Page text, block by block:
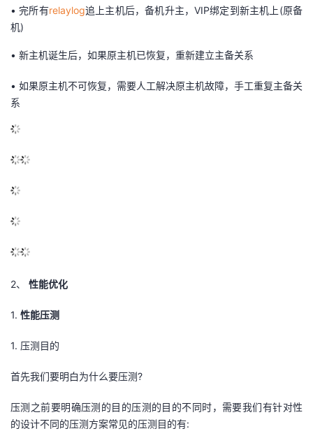
•完所有relaylog追上主机后，备机升主，VIP绑定到新主机上(原备
机)
• 新主机诞生后，如果原主机已恢复，重新建立主备关系
• 如果原主机不可恢复，需要人工解决原主机故障，手工重复主备关
系
2、 性能优化
1. 性能压测
1. 压测目的
首先我们要明白为什么要压测?
压测之前要明确压测的目的压测的目的不同时，需要我们有针对性
的设计不同的压测方案常见的压测目的有: